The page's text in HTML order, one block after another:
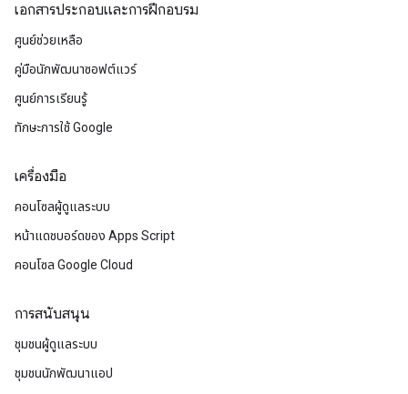
เอกสารประกอบและการฝึกอบรม
ศูนย์ช่วยเหลือ
คู่มือนักพัฒนาซอฟต์แวร์
ศูนย์การเรียนรู้
ทักษะการใช้ Google
เครื่องมือ
คอนโซลผู้ดูแลระบบ
หน้าแดชบอร์ดของ Apps Script
คอนโซล Google Cloud
การสนับสนุน
ชุมชนผู้ดูแลระบบ
ชุมชนนักพัฒนาแอป